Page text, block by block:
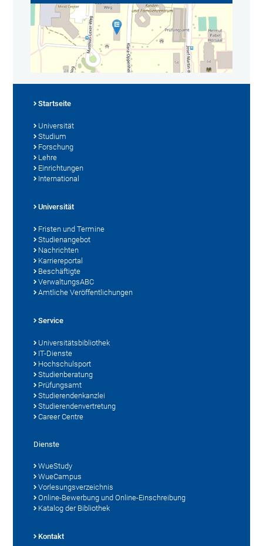
Startseite
Universität
Studium
Forschung
Lehre
Einrichtungen
International
Universität
Fristen und Termine
Studienangebot
Nachrichten
Karriereportal
Beschäftigte
VerwaltungsABC
Amtliche Veröffentlichungen
Service
Universitätsbibliothek
IT-Dienste
Hochschulsport
Studienberatung
Prüfungsamt
Studierendenkanzlei
Studierendenvertretung
Career Centre
Dienste
WueStudy
WueCampus
Vorlesungsverzeichnis
Online-Bewerbung und Online-Einschreibung
Katalog der Bibliothek
Kontakt